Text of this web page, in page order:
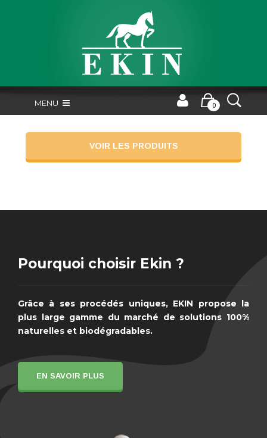
MENU 0
VOIR LES PRODUITS
Pourquoi choisir Ekin ?
Grâce à ses procédés uniques, EKIN propose la
plus large gamme du marché de solutions 100%
naturelles et biodégradables.
EN SAVOIR PLUS